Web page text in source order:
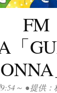
FM
「
ONNA
～ ●提供